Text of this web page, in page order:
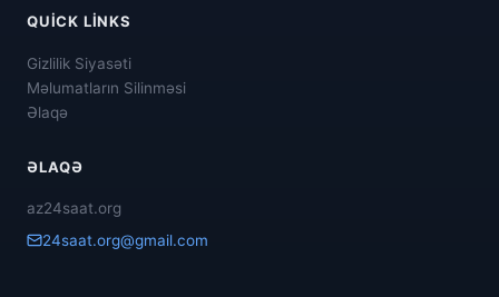
QUICK LINKS
Gizlilik Siyasəti
Məlumatların Silinməsi
Əlaqə
ƏLAQƏ
az24saat.org
24saat.org@gmail.com